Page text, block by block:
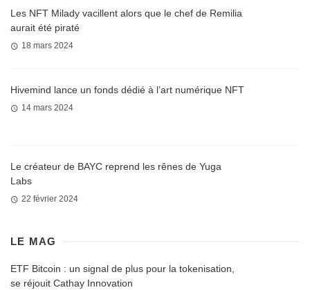
Les NFT Milady vacillent alors que le chef de Remilia
aurait été piraté
18 mars 2024
Hivemind lance un fonds dédié à l’art numérique NFT
14 mars 2024
Le créateur de BAYC reprend les rênes de Yuga
Labs
22 février 2024
LE MAG
ETF Bitcoin : un signal de plus pour la tokenisation,
se réjouit Cathay Innovation